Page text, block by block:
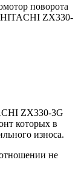
поворота
HITACHI ZX330-
ZX330-3G
которых в
износа.
не